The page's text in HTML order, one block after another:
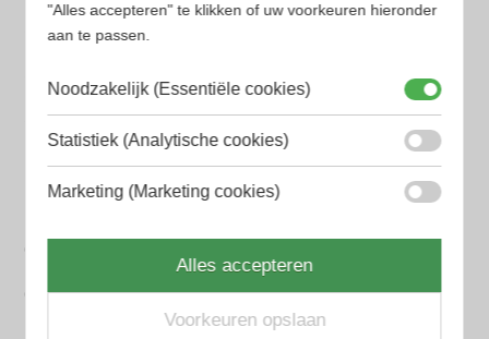
Aramis Heren parfum
Azzaro Heren parfum
BVLGARI Heren parfum
Creed heren parfum
"Alles accepteren" te klikken of uw voorkeuren hieronder
aan te passen.
Noodzakelijk (Essentiële cookies)
Statistiek (Analytische cookies)
Marketing (Marketing cookies)
Alles accepteren
Voorkeuren opslaan